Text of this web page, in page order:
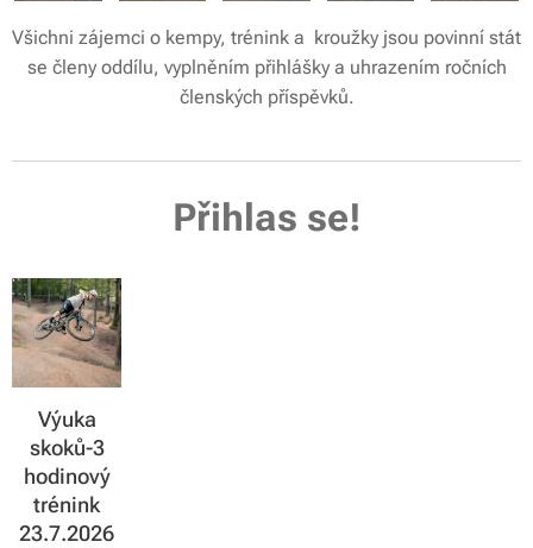
Všichni zájemci o kempy, trénink a kroužky jsou povinní stát
se členy oddílu, vyplněním přihlášky a uhrazením ročních
členských příspěvků.
Přihlas se!
Výuka
skoků-3
hodinový
trénink
23.7.2026